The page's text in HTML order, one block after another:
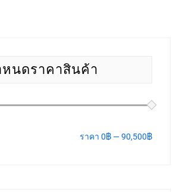
หนดราคาสินค้า
ราคา0฿ —90,500฿